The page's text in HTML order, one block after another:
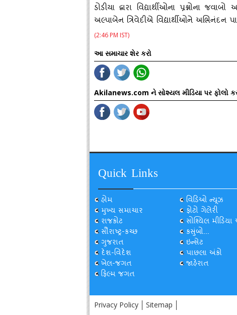
ડોડીયા દ્વારા વિદ્યાર્થીઓના પ્રશ્નોના
અલ્‍પાબેન ત્રિવેદીએ વિદ્યાર્થીઓને અભિનંદન
(2:46 PM IST)
આ સમાચાર શેર કરો
Akilanews.com ને સોશ્યલ મીડિયા પર ફોલો
Quick Links
હોમ
મુખ્ય સમાચાર
રાજકોટ
સૌરાષ્ટ્ર-કચ્છ
ગુજરાત
દેશ-વિદેશ
ખેલ-જગત
ફિલ્મ જગત
વિડિઓ ન્યૂઝ
ફોટો ગેલેરી
સોશ્યિલ મીડિયા
કસુંબો...
ઇન્સેટ
પાછલા અંકો
જાહેરાત
Privacy Policy Sitemap